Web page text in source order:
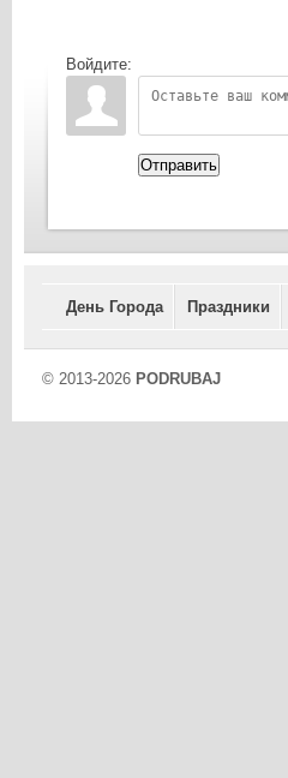
Войдите:
Отправить
День Города Праздники
© 2013-2026 PODRUBAJ